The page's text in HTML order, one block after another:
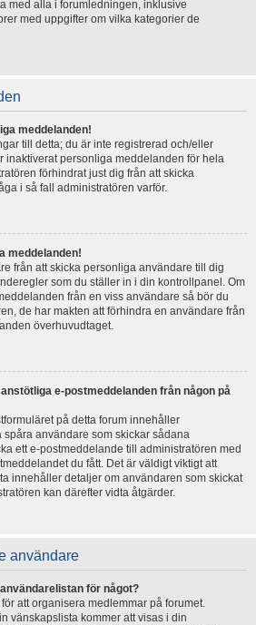
med alla i forumledningen, inklusive
med uppgifter om vilka kategorier de
meddelanden!
till detta; du är inte registrerad och/eller
inaktiverat personliga meddelanden för hela
förhindrat just dig från att skicka
i så fall administratören varför.
meddelanden!
från att skicka personliga användare till dig
som du ställer in i din kontrollpanel. Om
från en viss användare så bör du
de har makten att förhindra en användare från
överhuvudtaget.
e-postmeddelanden från någon på
på detta forum innehåller
spåra användare som skickar sådana
ett e-postmeddelande till administratören med
du fått. Det är väldigt viktigt att
innehåller detaljer om användaren som skickat
kan därefter vidta åtgärder.
användare
för något?
att organisera medlemmar på forumet.
vänskapslista kommer att visas i din